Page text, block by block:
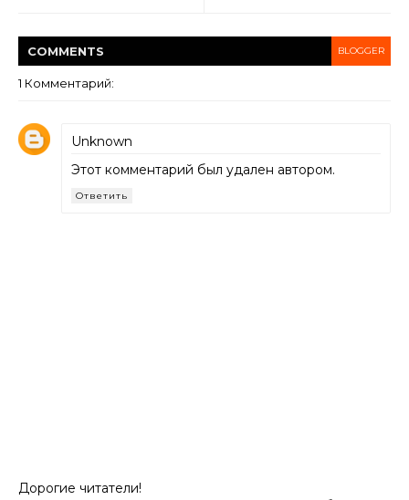
COMMENTS BLOGGER
1 Комментарий:
Unknown
Этот комментарий был удален автором.
Ответить
Дорогие читатели!